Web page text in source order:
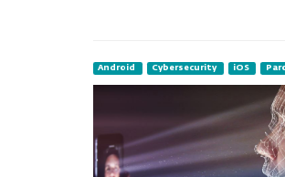
Android Cybersecurity iOS